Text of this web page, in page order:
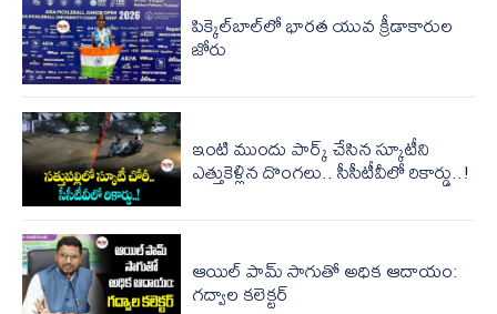
పిక్కెల్‌బాల్‌లో భారత యువ క్రీడాకారుల
జోరు
ఇంటి ముందు పార్క్ చేసిన స్కూటీని
ఎత్తుకెళ్లిన దొంగలు.. సీసీటీవీలో రికార్డు..!
ఆయిల్ పామ్ సాగుతో అధిక ఆదాయం:
గద్వాల కలెక్టర్